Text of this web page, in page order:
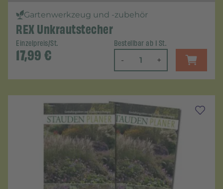
Gartenwerkzeug und -zubehör
REX Unkrautstecher
Einzelpreis/St.
17,99€
Bestellbar ab 1 St.
- +